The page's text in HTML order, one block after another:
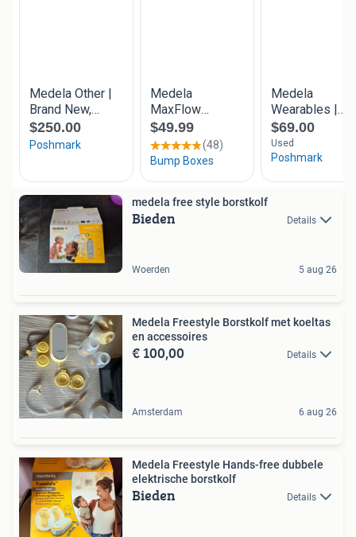
medela free style borstkolf
Bieden Details
Woerden 5 aug 26
Medela Freestyle Borstkolf met koeltas
en accessoires
€ 100,00 Details
Amsterdam 6 aug 26
Medela Freestyle Hands-free dubbele
elektrische borstkolf
Bieden Details